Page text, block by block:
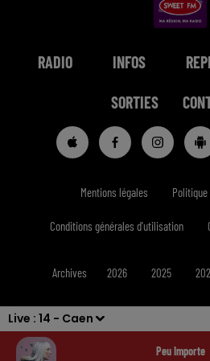
Live : 14 - Caen
Peu Importe
RADIO INFOS
SORTIES
Mentions légales
Conditions générales d'utilisation
Archives 2026 2025